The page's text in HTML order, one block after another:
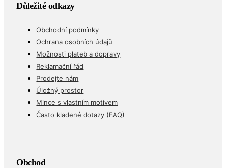
Důležité odkazy
Obchodní podmínky
Ochrana osobních údajů
Možnosti plateb a dopravy
Reklamační řád
Prodejte nám
Úložný prostor
Mince s vlastním motivem
Často kladené dotazy (FAQ)
Obchod